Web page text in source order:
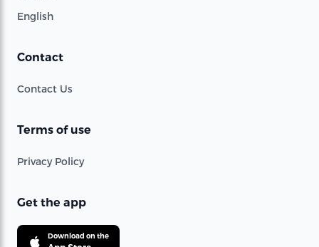
English
Contact
Contact Us
Terms of use
Privacy Policy
Get the app
Download on the